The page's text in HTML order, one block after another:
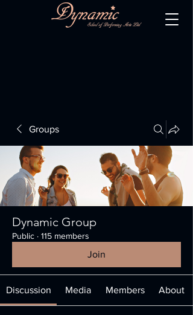
Groups
Dynamic Group
Public · 115 members
Join
Discussion Media Members About